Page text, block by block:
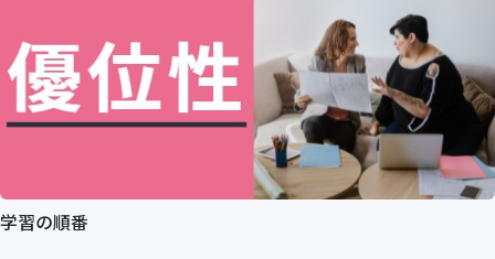
学習の順番